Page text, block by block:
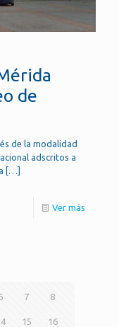
de
de la modalidad
adscritos a
[…]
Ver más
7 8
15 16